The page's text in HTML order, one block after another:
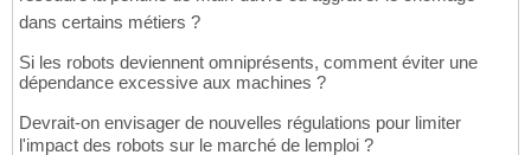
dans certains métiers ?
Si les robots deviennent omniprésents, comment éviter une
dépendance excessive aux machines ?
Devrait-on envisager de nouvelles régulations pour limiter
l'impact des robots sur le marché de lemploi ?